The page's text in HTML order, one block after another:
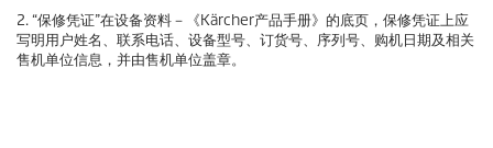
2. “保修凭证”在设备资料－《Kärcher产品手册》的底页，保修凭证上应
写明用户姓名、联系电话、设备型号、订货号、序列号、购机日期及相关
售机单位信息，并由售机单位盖章。